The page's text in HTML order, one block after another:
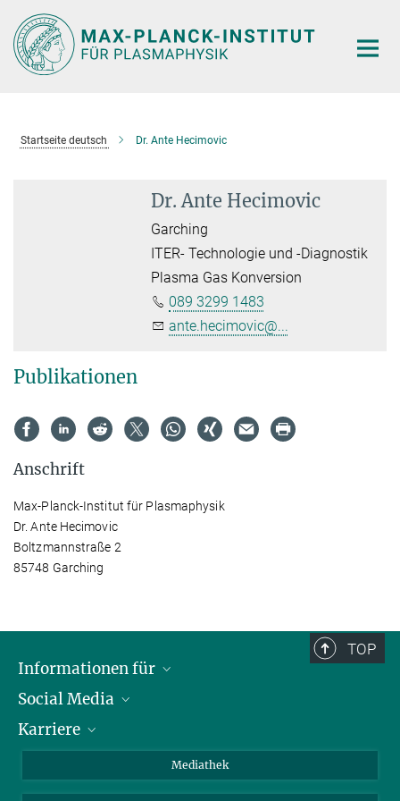
Hauptinhalt
Startseite deutsch Dr. Ante Hecimovic
Dr. Ante Hecimovic
Garching
ITER- Technologie und -Diagnostik
Plasma Gas Konversion
089 3299 1483
ante.hecimovic@...
Publikationen
Anschrift
Max-Planck-Institut für Plasmaphysik
Dr. Ante Hecimovic
Boltzmannstraße 2
85748 Garching
TOP
Informationen für
Journalisten
Schule
Social Media
LinkedIn
Karriere
Mediathek